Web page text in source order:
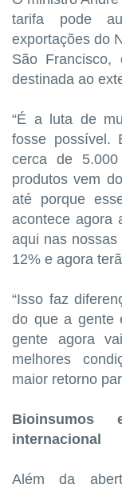
tarifa pode
exportações do
São
destinada ao
“É a luta de
fosse possível.
cerca de
produtos vem
até porque
acontece agora
aqui nas
12% e agora
“Isso faz
do que a gente
gente agora
melhores
maior retorno
Bioinsumos
internacional
Além da